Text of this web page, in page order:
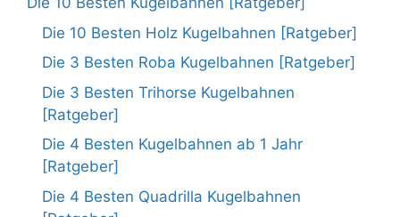
Die 10 Besten Holz Kugelbahnen [Ratgeber]
Die 3 Besten Roba Kugelbahnen [Ratgeber]
Die 3 Besten Trihorse Kugelbahnen
[Ratgeber]
Die 4 Besten Kugelbahnen ab 1 Jahr
[Ratgeber]
Die 4 Besten Quadrilla Kugelbahnen